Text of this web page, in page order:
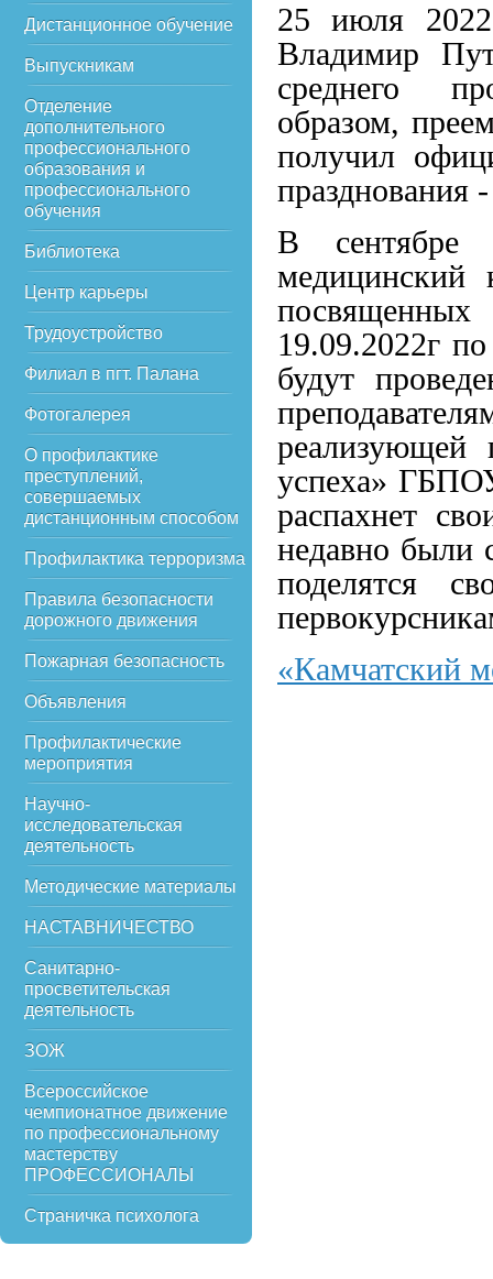
Дистанционное обучение
Выпускникам
Отделение
дополнительного
профессионального
образования и
профессионального
обучения
Библиотека
Центр карьеры
Трудоустройство
Филиал в пгт. Палана
Фотогалерея
О профилактике
преступлений,
совершаемых
дистанционным способом
Профилактика терроризма
Правила безопасности
дорожного движения
Пожарная безопасность
Объявления
Профилактические
мероприятия
Научно-
исследовательская
деятельность
Методические материалы
НАСТАВНИЧЕСТВО
Санитарно-
просветительская
деятельность
ЗОЖ
Всероссийское
чемпионатное движение
по профессиональному
мастерству
ПРОФЕССИОНАЛЫ
Страничка психолога
25 июля 2022
Владимир
среднего
образом,
получил
празднования
В
медицинский
19.09.2022г
будут
успеха»
распахнет
недавно были
поделятся
«Камчатский